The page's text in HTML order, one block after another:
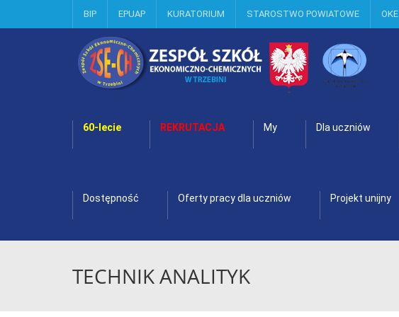
BIP EPUAP KURATORIUM STAROSTWO POWIATOWE OKE
60-lecie REKRUTACJA My Dla uczniów
Dostępność Oferty pracy dla uczniów Projekt unijny
TECHNIK ANALITYK